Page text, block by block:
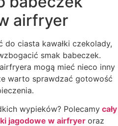
airfryer
do ciasta kawałki czekolady,
smak babeczek.
mogą mieć nieco inny
warto sprawdzać gotowość
wypieków? Polecamy cały
jagodowe w airfryer oraz